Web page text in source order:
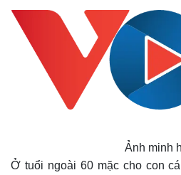
Ảnh minh
Ở tuổi ngoài 60 mặc cho con